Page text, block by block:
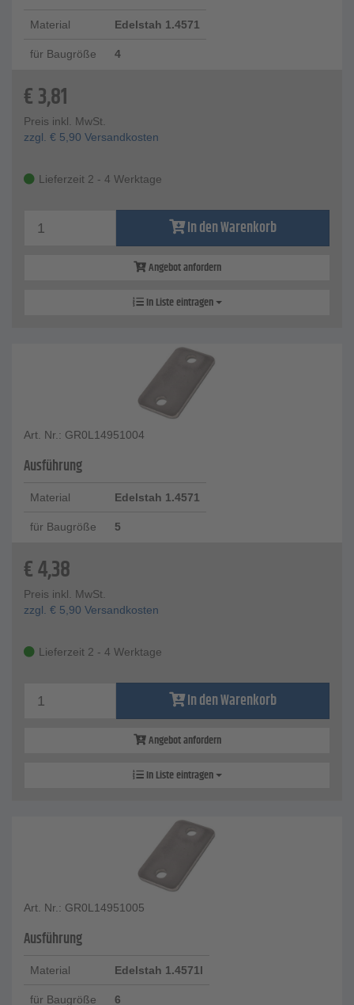
Material Edelstah 1.4571
für Baugröße 4
€3,81
Preis inkl. MwSt.
zzgl. € 5,90 Versandkosten
Lieferzeit 2 - 4 Werktage
In den Warenkorb
Angebot anfordern
In Liste eintragen
Art. Nr.: GR0L14951004
Ausführung
Material Edelstah 1.4571
für Baugröße 5
€4,38
Preis inkl. MwSt.
zzgl. € 5,90 Versandkosten
Lieferzeit 2 - 4 Werktage
In den Warenkorb
Angebot anfordern
In Liste eintragen
Art. Nr.: GR0L14951005
Ausführung
Material Edelstah 1.4571l
für Baugröße 6